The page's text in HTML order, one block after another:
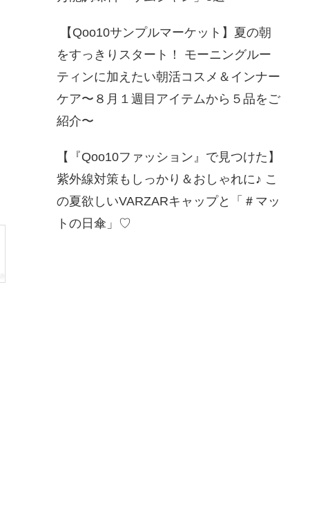
【Qoo10サンプルマーケット】夏の朝
をすっきりスタート！ モーニングルー
ティンに加えたい朝活コスメ＆インナー
ケア〜８月１週目アイテムから５品をご
紹介〜
【『Qoo10ファッション』で見つけた】
紫外線対策もしっかり＆おしゃれに♪ こ
の夏欲しいVARZARキャップと「＃マッ
トの日傘」♡